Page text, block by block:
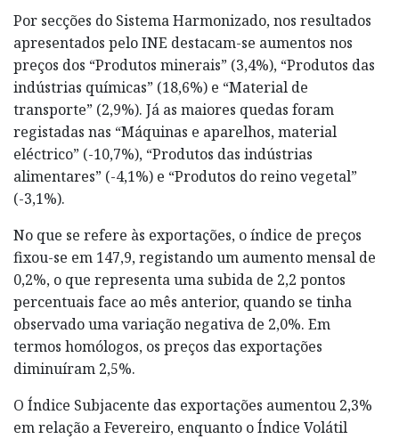
Por secções do Sistema Harmonizado, nos resultados
apresentados pelo INE destacam-se aumentos nos
preços dos “Produtos minerais” (3,4%), “Produtos das
indústrias químicas” (18,6%) e “Material de
transporte” (2,9%). Já as maiores quedas foram
registadas nas “Máquinas e aparelhos, material
eléctrico” (-10,7%), “Produtos das indústrias
alimentares” (-4,1%) e “Produtos do reino vegetal”
(-3,1%).
No que se refere às exportações, o índice de preços
fixou-se em 147,9, registando um aumento mensal de
0,2%, o que representa uma subida de 2,2 pontos
percentuais face ao mês anterior, quando se tinha
observado uma variação negativa de 2,0%. Em
termos homólogos, os preços das exportações
diminuíram 2,5%.
O Índice Subjacente das exportações aumentou 2,3%
em relação a Fevereiro, enquanto o Índice Volátil